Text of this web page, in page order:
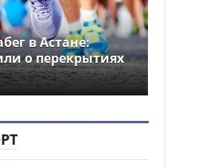
в Астане:
о перекрытиях